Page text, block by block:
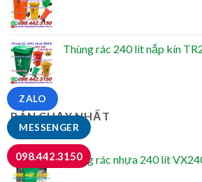
Thùng rác 240 lít nắp kín
BÁN CHẠY NHẤT
Thùng rác nhựa 240 lít
MESSENGER
ZALO
098.442.3150